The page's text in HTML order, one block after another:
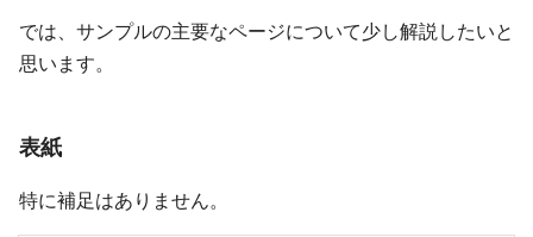
では、サンプルの主要なページについて少し解説したいと
思います。
表紙
特に補足はありません。